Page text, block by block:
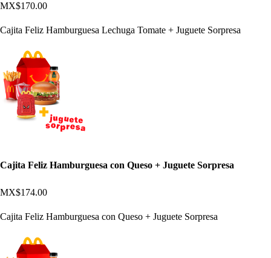
MX$170.00
Cajita Feliz Hamburguesa Lechuga Tomate + Juguete Sorpresa
Cajita Feliz Hamburguesa con Queso + Juguete Sorpresa
MX$174.00
Cajita Feliz Hamburguesa con Queso + Juguete Sorpresa